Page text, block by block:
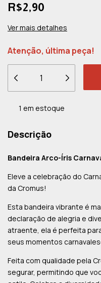
R$2,90
Ver mais detalhes
Atenção, última peça!
1 em estoque
Descrição
Bandeira Arco-Íris
Eleve a celebração do
da Cromus!
Esta bandeira vibrante é
declaração de alegria e
atraente, ela é perfeita
seus momentos
Feita com qualidade pela
segurar, permitindo que